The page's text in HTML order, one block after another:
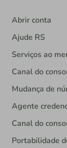
Abrir conta
Ajude RS
Serviços ao
Canal do
Mudança de
Agente
Canal do
Portabilidade